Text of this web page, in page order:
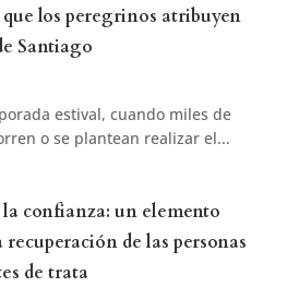
los peregrinos atribuyen
Santiago
estival, cuando miles de
o se plantean realizar el...
confianza: un elemento
recuperación de las personas
de trata